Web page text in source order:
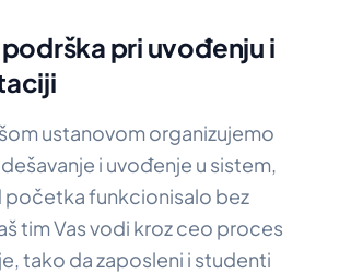
pri uvođenju i
ustanovom organizujemo
i uvođenje u sistem,
početka funkcionisalo bez
tim Vas vodi kroz ceo proces
tako da zaposleni i studenti